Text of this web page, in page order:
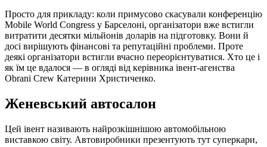
Просто для прикладу: коли примусово скасували конференцію
Mobile World Congress у Барселоні, організатори вже встигли
витратити десятки мільйонів доларів на підготовку. Вони й
досі вирішують фінансові та репутаційні проблеми. Проте
деякі організатори встигли вчасно переорієнтуватися. Хто це і
як їм це вдалося — в огляді від керівника івент-агенства
Obrani Crew Катерини Христиченко.
Женевський автосалон
Цей івент називають найрозкішнішою автомобільною
виставкою світу. Автовиробники презентують тут суперкари,